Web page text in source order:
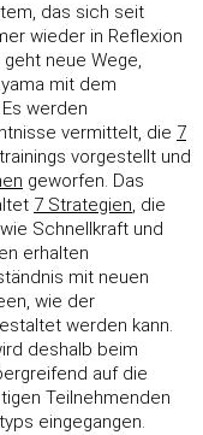
das sich seit
wieder in Reflexion
geht neue Wege,
mit dem
werden
vermittelt, die 7
vorgestellt und
geworfen. Das
7 Strategien, die
Schnellkraft und
erhalten
mit neuen
wie der
werden kann.
deshalb beim
auf die
Teilnehmenden
eingegangen.